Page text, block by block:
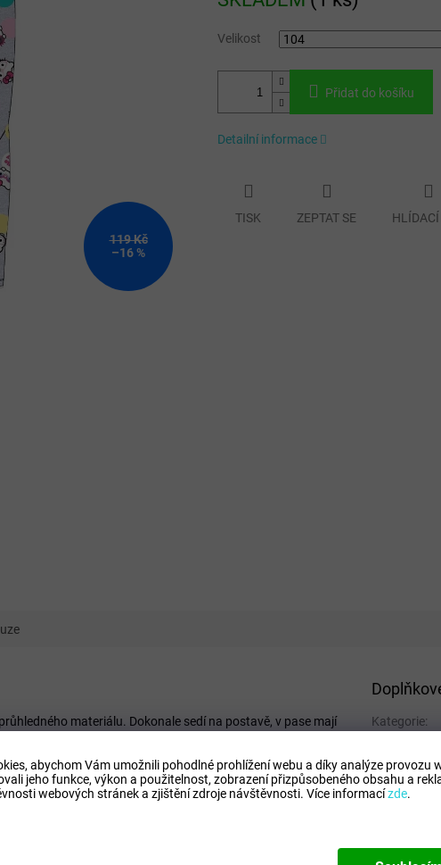
abychom Vám umožnili pohodlné prohlížení webu a díky analýze provozu
jeho funkce, výkon a použitelnost, zobrazení přizpůsobeného obsahu a
webových stránek a zjištění zdroje návštěvnosti. Více informacízde.
119 Kč
–16 %
Velikost
Přidat do košíku
Detailní informace
TISK ZEPTAT SE HLÍDACÍ
materiálu. Dokonale sedí na postavě, v pase mají
domů. Unikátní barevný vzor s obrazem nejoblíbenějších
Kategorie:
Barva:
Licence
Materiál: